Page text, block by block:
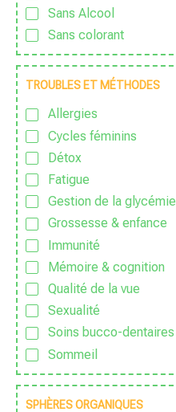
Sans Alcool
Sans colorant
Sans Conservateur
Sans Excipient
Sans huile de palme
Sans huile essentielle
Sans lactose
Sans nanoparticules
Sans OGM
Sans parfum
Sans Pesticide
Sans sucre ajouté
Sauvage
Traditionnel
Vegan
Végétarien
Zéro déchet
TROUBLES ET MÉTHODES
Allergies
Cycles féminins
Détox
Fatigue
Gestion de la glycémie
Grossesse & enfance
Immunité
Mémoire & cognition
Qualité de la vue
Sexualité
Soins bucco-dentaires
Sommeil
Sport & Vitalité
Stress
SPHÈRES ORGANIQUES